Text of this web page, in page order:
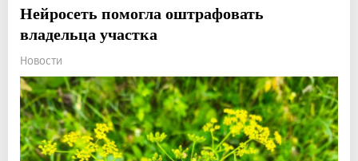
Нейросеть помогла оштрафовать
владельца участка
Новости